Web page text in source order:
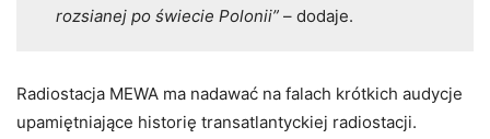
rozsianej po świecie Polonii”– dodaje.
Radiostacja MEWA ma nadawać na falach krótkich audycje
upamiętniające historię transatlantyckiej radiostacji.